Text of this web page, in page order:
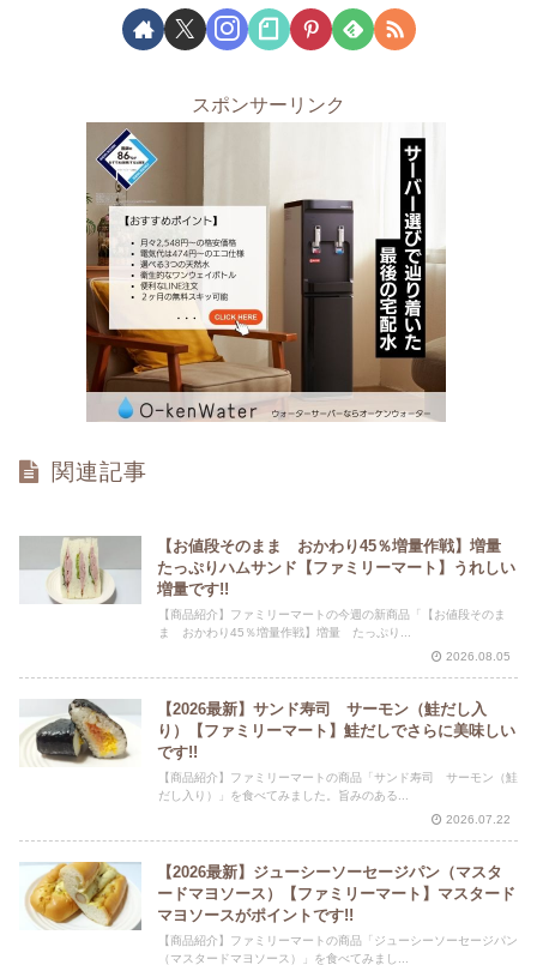
スポンサーリンク
関連記事
【お値段そのまま おかわり45％増量作戦】増量
たっぷりハムサンド【ファミリーマート】うれしい
増量です!!
【商品紹介】ファミリーマートの今週の新商品「【お値段そのま
ま おかわり45％増量作戦】増量 たっぷり...
2026.08.05
【2026最新】サンド寿司 サーモン（鮭だし入
り）【ファミリーマート】鮭だしでさらに美味しい
です!!
【商品紹介】ファミリーマートの商品「サンド寿司 サーモン（鮭
だし入り）」を食べてみました。旨みのある...
2026.07.22
【2026最新】ジューシーソーセージパン（マスタ
ードマヨソース）【ファミリーマート】マスタード
マヨソースがポイントです!!
【商品紹介】ファミリーマートの商品「ジューシーソーセージパン
（マスタードマヨソース）」を食べてみまし...